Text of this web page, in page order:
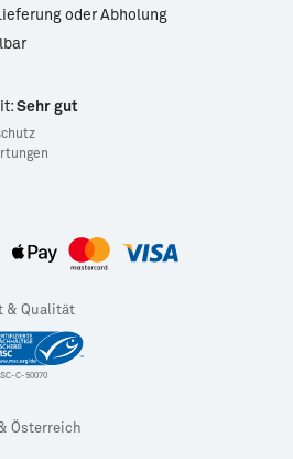
49,99 € / kg
oder Abholung
Sehr gut
& Qualität
C-50070
Österreich